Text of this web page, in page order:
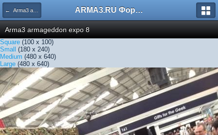
← Arma3 armageddon expo 8 ARMA3.RU Форум
Arma3 armageddon expo 8
Square (100 x 100)
Small (180 x 240)
Medium (480 x 640)
Large (480 x 640)